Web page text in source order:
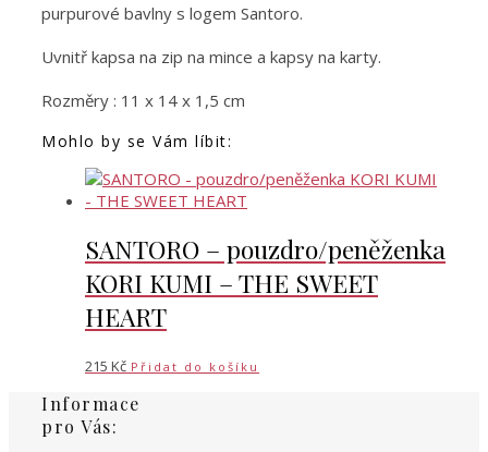
purpurové bavlny s logem Santoro.
Uvnitř kapsa na zip na mince a kapsy na karty.
Rozměry : 11 x 14 x 1,5 cm
Mohlo by se Vám líbit:
SANTORO – pouzdro/peněženka
KORI KUMI – THE SWEET
HEART
215 Kč Přidat do košíku
Informace
pro Vás: